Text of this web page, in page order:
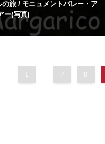
の旅 / モニュメントバレー・ア
ー(写真)
1 ... 7 8